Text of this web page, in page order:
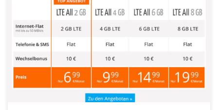
Jetzt bei sim.de – Billige Allnetflat Handytarife mit LTE ab 6,99 Euro
Die Mobilfunkmarke sim.de startet ein neues Tarifportfolio: Die vier
LTE-Tarife verfügen jeweils über eine Telefonie- und SMS-Flat sowie
zwischen 2 GB und 8 GB Internetvolumen mit bis zu 50 MBit/s